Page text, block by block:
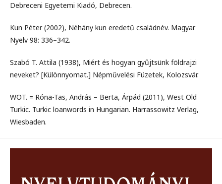
Debreceni Egyetemi Kiadó, Debrecen.
Kun Péter (2002), Néhány kun eredetű családnév. Magyar
Nyelv 98: 336–342.
Szabó T. Attila (1938), Miért és hogyan gyűjtsünk földrajzi
neveket? [Különnyomat.] Népművelési Füzetek, Kolozsvár.
WOT. = Róna-Tas, András – Berta, Árpád (2011), West Old
Turkic. Turkic loanwords in Hungarian. Harrassowitz Verlag,
Wiesbaden.